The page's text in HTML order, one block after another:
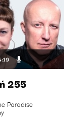
255
Paradise